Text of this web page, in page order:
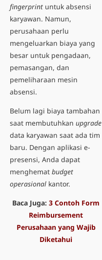
fingerprint untuk absensi
karyawan. Namun,
perusahaan perlu
mengeluarkan biaya yang
besar untuk pengadaan,
pemasangan, dan
pemeliharaan mesin
absensi.
Belum lagi biaya tambahan
saat membutuhkan upgrade
data karyawan saat ada tim
baru. Dengan aplikasi e-
presensi, Anda dapat
menghemat budget
operasional kantor.
Baca Juga: 3 Contoh Form
Reimbursement
Perusahaan yang Wajib
Diketahui